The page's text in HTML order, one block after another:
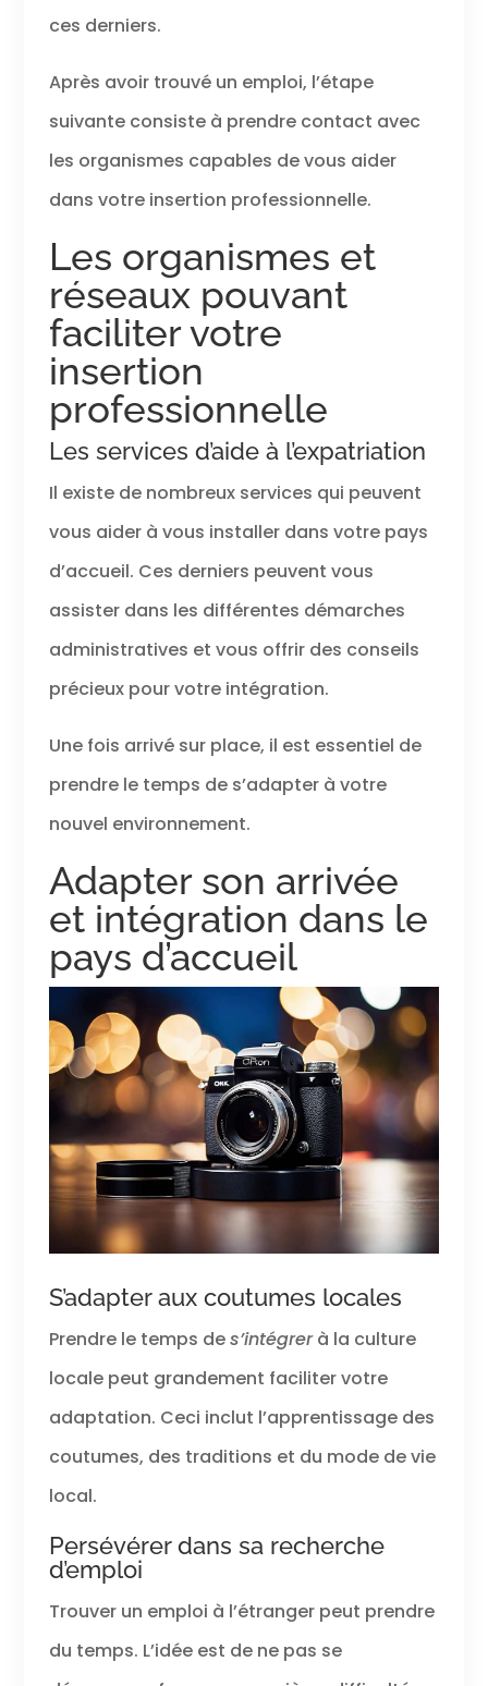
ces derniers.
Après avoir trouvé un emploi, l’étape
suivante consiste à prendre contact avec
les organismes capables de vous aider
dans votre insertion professionnelle.
Les organismes et
réseaux pouvant
faciliter votre
insertion
professionnelle
Les services d’aide à l’expatriation
Il existe de nombreux services qui peuvent
vous aider à vous installer dans votre pays
d’accueil. Ces derniers peuvent vous
assister dans les différentes démarches
administratives et vous offrir des conseils
précieux pour votre intégration.
Une fois arrivé sur place, il est essentiel de
prendre le temps de s’adapter à votre
nouvel environnement.
Adapter son arrivée
et intégration dans le
pays d’accueil
S’adapter aux coutumes locales
Prendre le temps des’intégrerà la culture
locale peut grandement faciliter votre
adaptation. Ceci inclut l’apprentissage des
coutumes, des traditions et du mode de vie
local.
Persévérer dans sa recherche
d’emploi
Trouver un emploi à l’étranger peut prendre
du temps. L’idée est de ne pas se